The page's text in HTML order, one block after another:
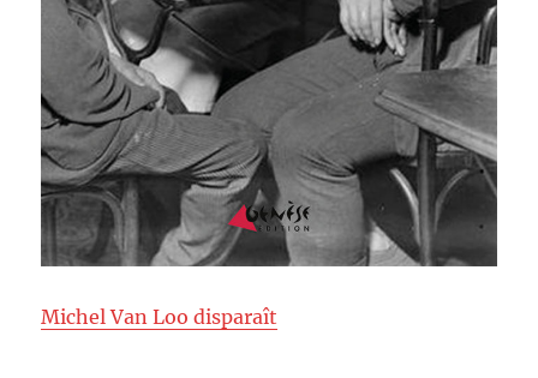
Michel Van Loo disparaît